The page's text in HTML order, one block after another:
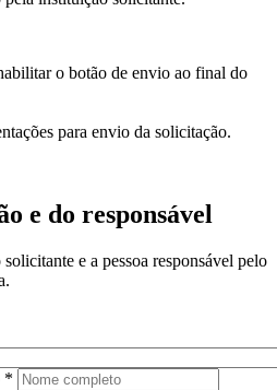
o botão de envio ao final do
para envio da solicitação.
e do responsável
e a pessoa responsável pelo
*